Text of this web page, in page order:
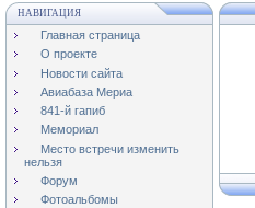
НАВИГАЦИЯ
Главная страница
О проекте
Новости сайта
Авиабаза Мериа
841-й гапиб
Мемориал
Место встречи изменить
нельзя
Форум
Фотоальбомы